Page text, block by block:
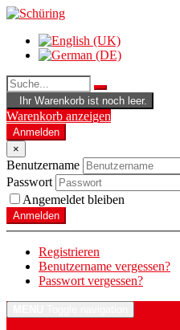
Ihr Warenkorb ist noch leer.
Warenkorb anzeigen
Anmelden
×
Benutzername
Passwort
Angemeldet bleiben
Anmelden
Registrieren
Benutzername vergessen?
Passwort vergessen?